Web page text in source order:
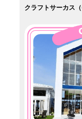
クラフトサーカス（